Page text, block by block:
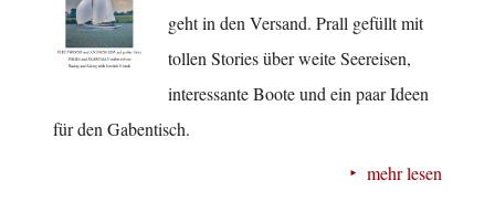
geht in den Versand. Prall gefüllt mit
tollen Stories über weite Seereisen,
interessante Boote und ein paar Ideen
für den Gabentisch.
mehr lesen